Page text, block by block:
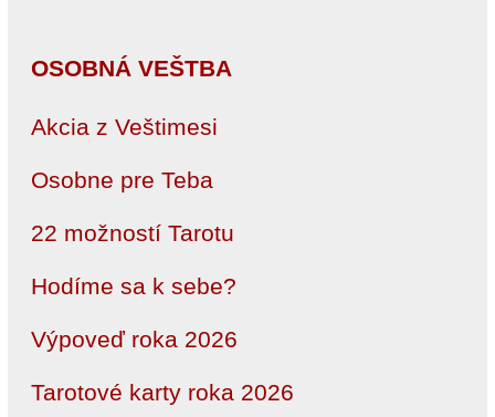
OSOBNÁ VEŠTBA
Akcia z Veštimesi
Osobne pre Teba
22 možností Tarotu
Hodíme sa k sebe?
Výpoveď roka 2026
Tarotové karty roka 2026